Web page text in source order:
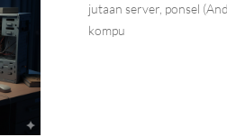
jutaan server, ponsel
kompu